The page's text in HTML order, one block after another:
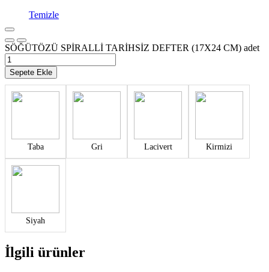
Temizle
SÖĞÜTÖZÜ SPİRALLİ TARİHSİZ DEFTER (17X24 CM) adet
Sepete Ekle
Taba Gri Lacivert Kirmizi
Siyah
İlgili ürünler